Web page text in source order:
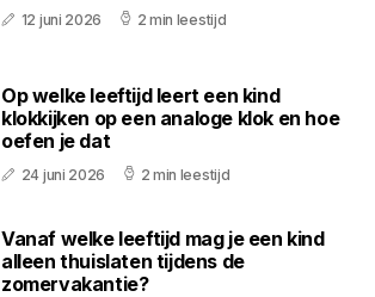
12 juni 2026 2 min leestijd
Op welke leeftijd leert een kind
klokkijken op een analoge klok en hoe
oefen je dat
24 juni 2026 2 min leestijd
Vanaf welke leeftijd mag je een kind
alleen thuislaten tijdens de
zomervakantie?